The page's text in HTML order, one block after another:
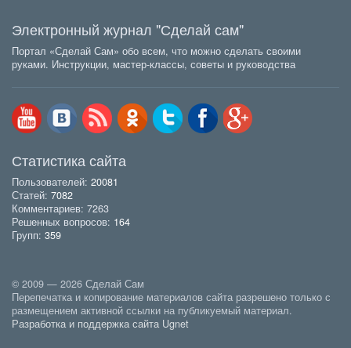
Электронный журнал "Сделай сам"
Портал «Сделай Сам» обо всем, что можно сделать своими
руками. Инструкции, мастер-классы, советы и руководства
Статистика сайта
Пользователей: 20081
Статей: 7082
Комментариев: 7263
Решенных вопросов: 164
Групп: 359
© 2009 — 2026 Сделай Сам
Перепечатка и копирование материалов сайта разрешено только с
размещением активной ссылки на публикуемый материал.
Разработка и поддержка сайта Ugnet